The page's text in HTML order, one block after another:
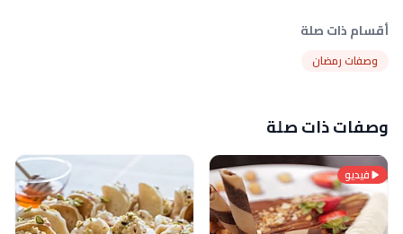
أقسام ذات صلة
وصفات رمضان
وصفات ذات صلة
فيديو